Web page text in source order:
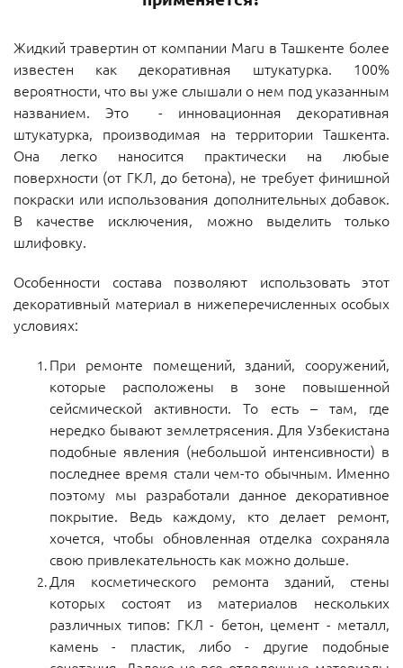
Жидкий травертин от компании Maru в Ташкенте более
известен как декоративная штукатурка. 100%
вероятности, что вы уже слышали о нем под указанным
названием. Это - инновационная декоративная
штукатурка, производимая на территории Ташкента.
Она легко наносится практически на любые
поверхности (от ГКЛ, до бетона), не требует финишной
покраски или использования дополнительных добавок.
В качестве исключения, можно выделить только
шлифовку.
Особенности состава позволяют использовать этот
декоративный материал в нижеперечисленных особых
условиях:
При ремонте помещений, зданий, сооружений,
которые расположены в зоне повышенной
сейсмической активности. То есть – там, где
нередко бывают землетрясения. Для Узбекистана
подобные явления (небольшой интенсивности) в
последнее время стали чем-то обычным. Именно
поэтому мы разработали данное декоративное
покрытие. Ведь каждому, кто делает ремонт,
хочется, чтобы обновленная отделка сохраняла
свою привлекательность как можно дольше.
Для косметического ремонта зданий, стены
которых состоят из материалов нескольких
различных типов: ГКЛ - бетон, цемент - металл,
камень - пластик, либо - другие подобные